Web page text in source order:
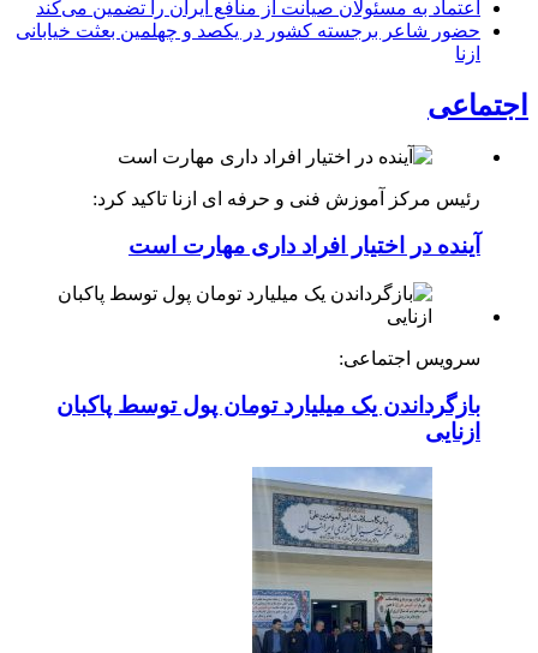
اعتماد به مسئولان صیانت از منافع ایران را تضمین می‌کند
حضور شاعر برجسته کشور در یکصد و چهلمین بعثت خیابانی
ازنا
اجتماعی
رئیس مرکز آموزش فنی و حرفه ای ازنا تاکید کرد:
آینده در اختیار افراد داری مهارت است
سرویس اجتماعی:
بازگرداندن یک میلیارد تومان پول توسط پاکبان
ازنایی